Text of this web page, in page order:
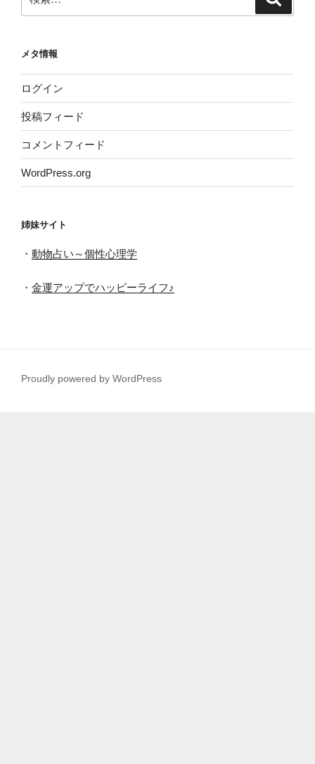
索:
メタ情報
ログイン
投稿フィード
コメントフィード
WordPress.org
姉妹サイト
・ 動物占い～個性心理学
・ 金運アップでハッピーライフ♪
Proudly powered by WordPress